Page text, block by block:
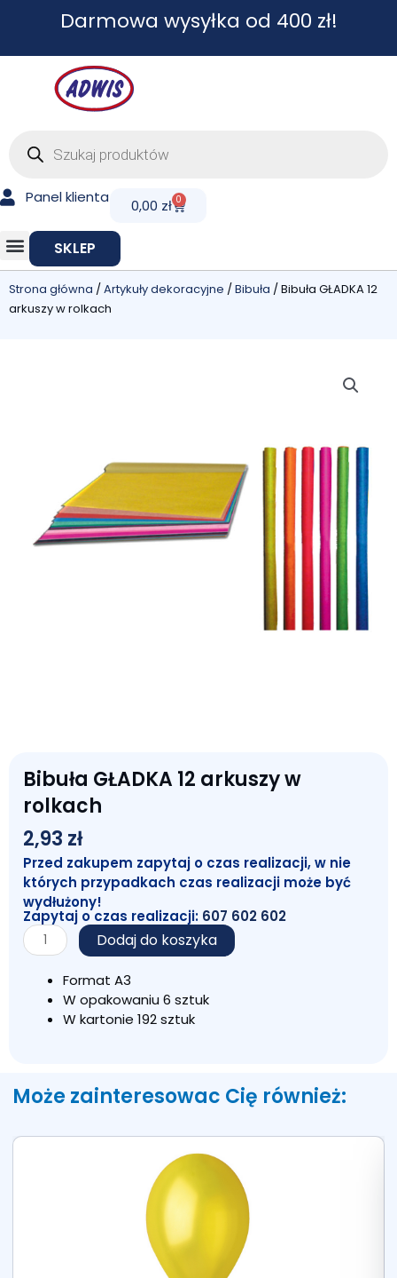
Darmowa wysyłka od 400 zł!
Panel klienta 0,00 zł 0
Cart
SKLEP
Strona główna /Artykuły dekoracyjne /Bibuła / Bibuła GŁADKA 12
arkuszy w rolkach
Bibuła GŁADKA 12 arkuszy w
rolkach
2,93 zł
Przed zakupem zapytaj o czas realizacji, w nie
których przypadkach czas realizacji może być
wydłużony!
Zapytaj o czas realizacji: 607 602 602
ilość
Bibuła
GŁADKA
arkuszy
Dodaj do koszyka
Format A3
W opakowaniu 6 sztuk
W kartonie 192 sztuk
Może zainteresowac Cię również: